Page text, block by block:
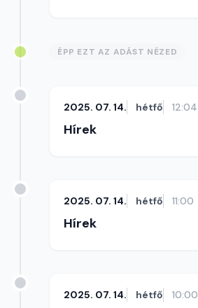
ÉPP EZT AZ ADÁST NÉZED
2025. 07. 14. hétfő 12:04
Hírek
2025. 07. 14. hétfő 11:00
Hírek
2025. 07. 14. hétfő 10:00